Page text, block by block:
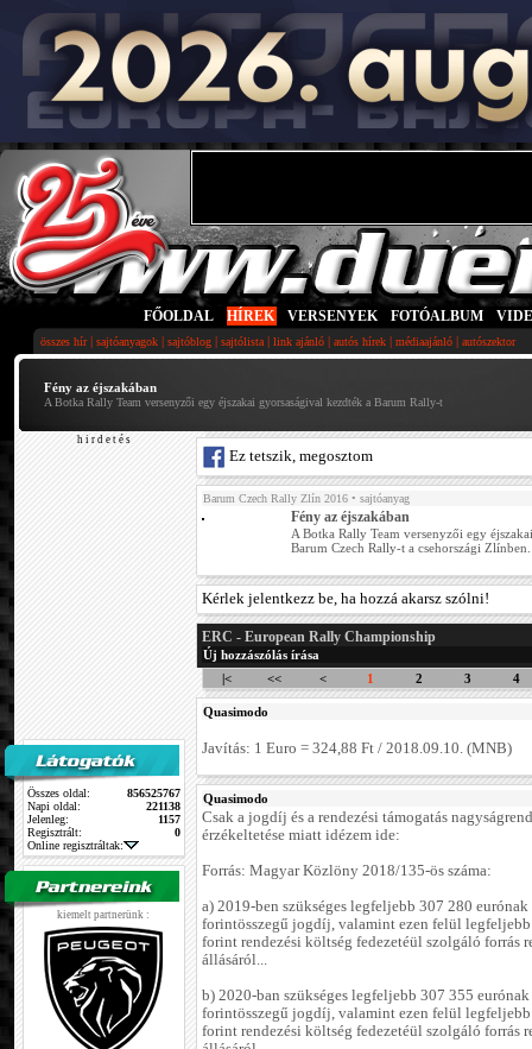
FŐOLDAL HÍREK VERSENYEK FOTÓALBUM
összes hír| sajtóanyagok | sajtóblog | sajtólista | link ajánló | autós hírek | médiaajánló | autószektor
Fény az éjszakában
A Botka Rally Team versenyzői egy éjszakai gyorsaságival kezdték a Barum Rally-t
h i r d e t é s
Összes oldal:
856525767
Napi oldal:
221138
Jelenleg:
1157
Regisztrált:
0
Online regisztráltak:
kiemelt partnerünk :
Ez tetszik, megosztom
Barum Czech Rally Zlín 2016 • sajtóanyag
Fény az éjszakában
A Botka Rally Team versenyzői egy
Barum Czech Rally-t a csehországi
Kérlek jelentkezz be, ha hozzá akarsz szólni!
ERC - European Rally Championship
Új hozzászólás írása
|<
<< < 1 2 3 4
Quasimodo
Javítás: 1 Euro = 324,88 Ft / 2018.09.10. (MNB)
Quasimodo
Csak a jogdíj és a rendezési támogatás
érzékeltetése miatt idézem ide:
Forrás: Magyar Közlöny 2018/135-ös száma:
a) 2019-ben szükséges legfeljebb 307 280
forintösszegű jogdíj, valamint ezen felül
forint rendezési költség fedezetéül szolgáló forrás
állásáról...
b) 2020-ban szükséges legfeljebb 307 355
forintösszegű jogdíj, valamint ezen felül
forint rendezési költség fedezetéül szolgáló forrás